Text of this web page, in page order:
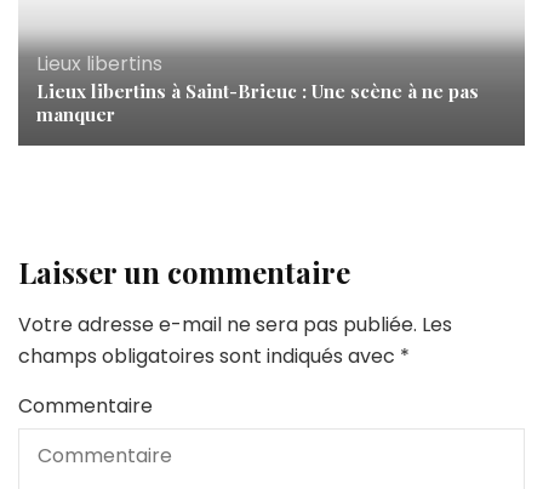
Lieux libertins
Lieux libertins à Saint-Brieuc : Une scène à ne pas
manquer
Laisser un commentaire
Votre adresse e-mail ne sera pas publiée. Les
champs obligatoires sont indiqués avec *
Commentaire